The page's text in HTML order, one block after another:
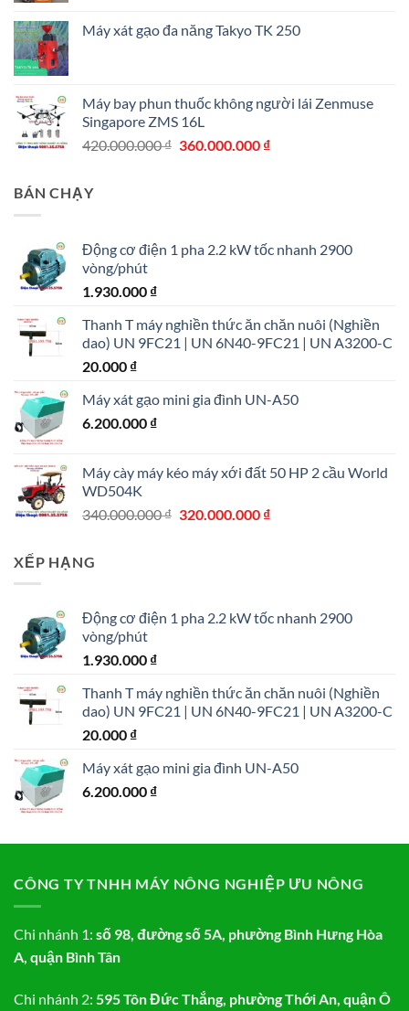
Máy xát gạo đa năng Takyo TK 250
Máy bay phun thuốc không người lái Zenmuse
Singapore ZMS 16L
420.000.000₫ Giá
360.000.000 ₫Giá
BÁN CHẠY
Động cơ điện 1 pha 2.2 kW tốc nhanh 2900
vòng/phút
1.930.000 ₫
Thanh T máy nghiền thức ăn chăn nuôi (Nghiền
dao) UN 9FC21 | UN 6N40-9FC21 | UN A3200-C
20.000 ₫
Máy xát gạo mini gia đình UN-A50
6.200.000 ₫
Máy cày máy kéo máy xới đất 50 HP 2 cầu World
WD504K
340.000.000₫ Giá
320.000.000 ₫Giá
XẾP HẠNG
Động cơ điện 1 pha 2.2 kW tốc nhanh 2900
vòng/phút
1.930.000 ₫
Thanh T máy nghiền thức ăn chăn nuôi (Nghiền
dao) UN 9FC21 | UN 6N40-9FC21 | UN A3200-C
20.000 ₫
Máy xát gạo mini gia đình UN-A50
6.200.000 ₫
CÔNG TY TNHH MÁY NÔNG NGHIỆP ƯU NÔNG
Chi nhánh 1: số 98, đường số 5A, phường Bình Hưng Hòa
A, quận Bình Tân
Chi nhánh 2: 595 Tôn Đức Thắng, phường Thới An, quận Ô